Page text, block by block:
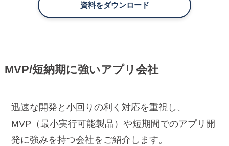
資料をダウンロード
MVP/短納期に強いアプリ会社
迅速な開発と小回りの利く対応を重視し、
MVP（最小実行可能製品）や短期間でのアプリ開
発に強みを持つ会社をご紹介します。